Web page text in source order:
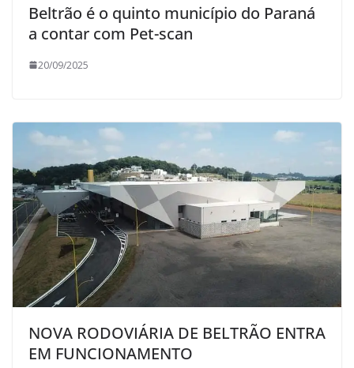
Beltrão é o quinto município do Paraná
a contar com Pet-scan
20/09/2025
NOVA RODOVIÁRIA DE BELTRÃO ENTRA
EM FUNCIONAMENTO